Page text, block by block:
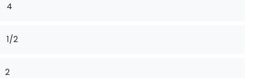
4
1/2
2